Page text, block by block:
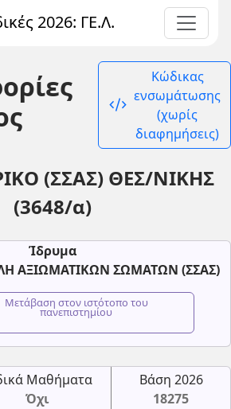
2026: ΓΕ.Λ.
code_xml
Κώδικας
ενσωμάτωσης
(χωρίς
διαφημήσεις)
(ΣΣΑΣ) ΘΕΣ/ΝΙΚΗΣ
(3648/α)
Ίδρυμα
ΑΞΙΩΜΑΤΙΚΩΝ ΣΩΜΑΤΩΝ (ΣΣΑΣ)
Μετάβαση στον ιστότοπο του
πανεπιστημίου
Μαθήματα
Όχι
Βάση 2026
18275